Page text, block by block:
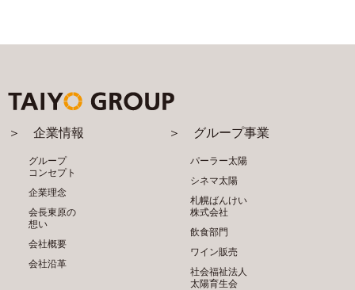
＞ 企業情報
グループ
コンセプト
企業理念
会長東原の
想い
会社概要
会社沿革
＞ グループ事業
パーラー太陽
シネマ太陽
札幌ばんけい
株式会社
飲食部門
ワイン販売
社会福祉法人
太陽育生会